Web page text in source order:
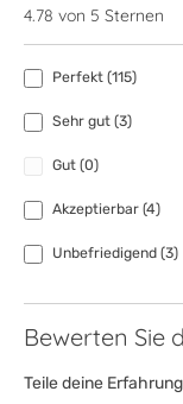
Durchschnittliche
4.78 von 5 Sternen
Perfekt (115)
Sehr gut (3)
Gut (0)
Akzeptierbar (4)
Unbefriedigend (3)
Bewerten Sie
Teile deine